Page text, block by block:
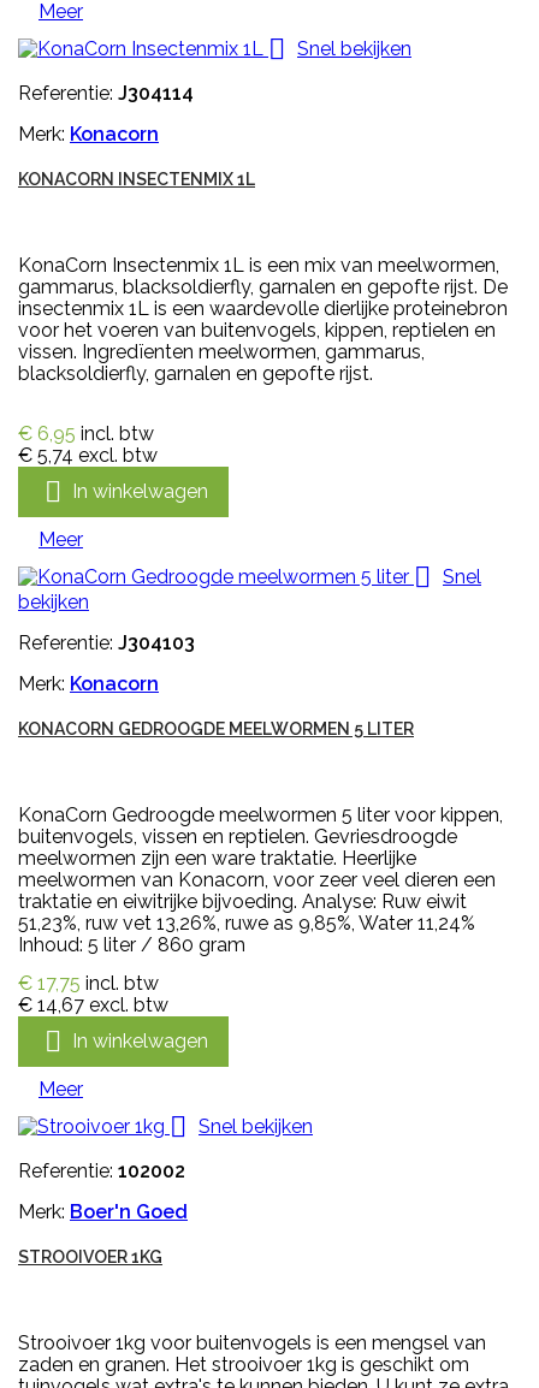
Meer

Snel bekijken
Referentie: J304114
Merk: Konacorn
KONACORN INSECTENMIX 1L
KonaCorn Insectenmix 1L is een mix van meelwormen,
gammarus, blacksoldierfly, garnalen en gepofte rijst. De
insectenmix 1L is een waardevolle dierlijke proteinebron
voor het voeren van buitenvogels, kippen, reptielen en
vissen. Ingredïenten meelwormen, gammarus,
blacksoldierfly, garnalen en gepofte rijst.
€ 6,95 incl. btw
€ 5,74 excl. btw
 In winkelwagen
Meer

Snel
bekijken
Referentie: J304103
Merk: Konacorn
KONACORN GEDROOGDE MEELWORMEN 5 LITER
KonaCorn Gedroogde meelwormen 5 liter voor kippen,
buitenvogels, vissen en reptielen. Gevriesdroogde
meelwormen zijn een ware traktatie. Heerlijke
meelwormen van Konacorn, voor zeer veel dieren een
traktatie en eiwitrijke bijvoeding. Analyse: Ruw eiwit
51,23%, ruw vet 13,26%, ruwe as 9,85%, Water 11,24%
Inhoud: 5 liter / 860 gram
€ 17,75 incl. btw
€ 14,67 excl. btw
 In winkelwagen
Meer

Snel bekijken
Referentie: 102002
Merk: Boer'n Goed
STROOIVOER 1KG
Strooivoer 1kg voor buitenvogels is een mengsel van
zaden en granen. Het strooivoer 1kg is geschikt om